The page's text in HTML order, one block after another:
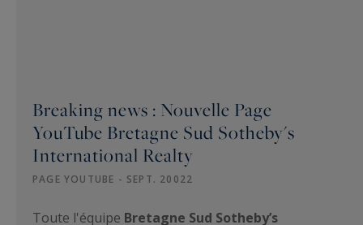
Breaking news : Nouvelle Page
YouTube Bretagne Sud Sotheby's
International Realty
PAGE YOUTUBE - SEPT. 20022
Toute l'équipe Bretagne Sud Sotheby’s